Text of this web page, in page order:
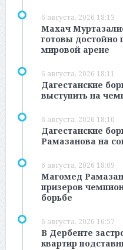
6 августа, 2026 18:13
Махач
готовы достойно
мировой арене
6 августа, 2026 18:11
Дагестанские
выступить на
6 августа, 2026 18:10
Дагестанские
Рамазанова на
6 августа, 2026 18:09
Магомед
призеров
борьбе
6 августа, 2026 16:57
В Дербенте
квартир